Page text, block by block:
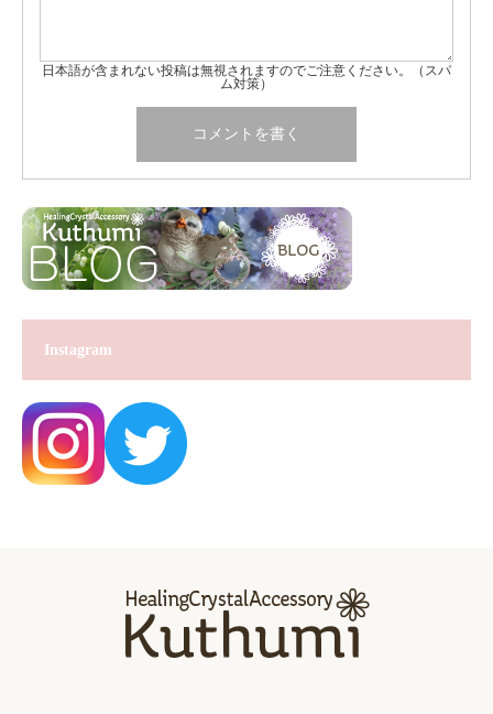
日本語が含まれない投稿は無視されますのでご注意ください。（スパ
ム対策）
Instagram